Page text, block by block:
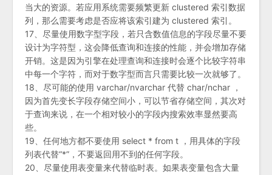
当大的资源。若应用系统需要频繁更新 clustered 索引数据
列，那么需要考虑是否应将该索引建为 clustered 索引。
17、尽量使用数字型字段，若只含数值信息的字段尽量不要
设计为字符型，这会降低查询和连接的性能，并会增加存储
开销。这是因为引擎在处理查询和连接时会逐个比较字符串
中每一个字符，而对于数字型而言只需要比较一次就够了。
18、尽可能的使用 varchar/nvarchar 代替 char/nchar ，
因为首先变长字段存储空间小，可以节省存储空间，其次对
于查询来说，在一个相对较小的字段内搜索效率显然要高
些。
19、任何地方都不要使用 select * from t ，用具体的字段
列表代替“*”，不要返回用不到的任何字段。
20、尽量使用表变量来代替临时表。如果表变量包含大量